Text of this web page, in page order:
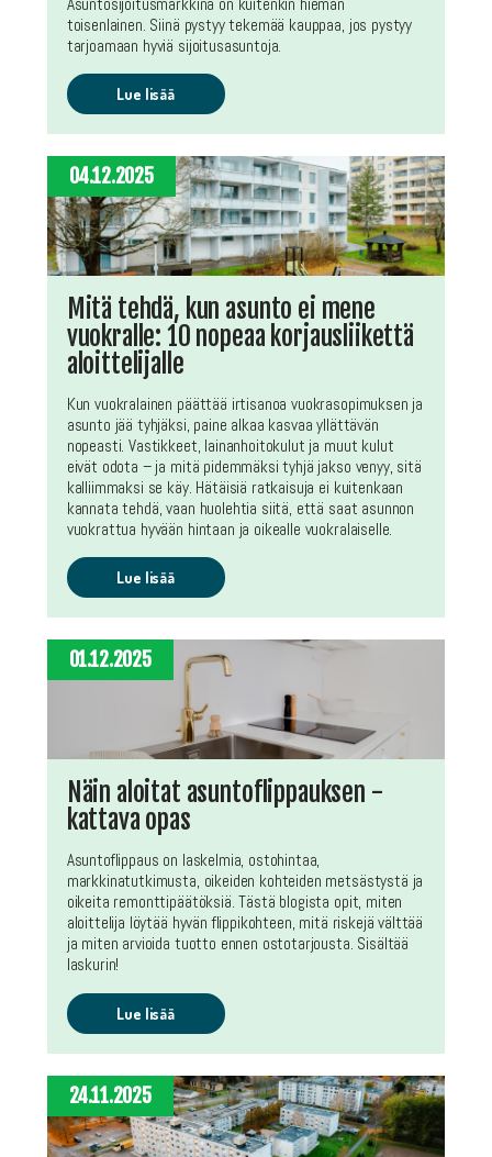
toisenlainen. Siinä pystyy tekemää kauppaa, jos pystyy
tarjoamaan hyviä sijoitusasuntoja.
Lue lisää
04.12.2025
Mitä tehdä, kun asunto ei mene
vuokralle: 10 nopeaa korjausliikettä
aloittelijalle
Kun vuokralainen päättää irtisanoa vuokrasopimuksen ja
asunto jää tyhjäksi, paine alkaa kasvaa yllättävän
nopeasti. Vastikkeet, lainanhoitokulut ja muut kulut
eivät odota – ja mitä pidemmäksi tyhjä jakso venyy, sitä
kalliimmaksi se käy. Hätäisiä ratkaisuja ei kuitenkaan
kannata tehdä, vaan huolehtia siitä, että saat asunnon
vuokrattua hyvään hintaan ja oikealle vuokralaiselle.
Lue lisää
01.12.2025
Näin aloitat asuntoflippauksen -
kattava opas
Asuntoflippaus on laskelmia, ostohintaa,
markkinatutkimusta, oikeiden kohteiden metsästystä ja
oikeita remonttipäätöksiä. Tästä blogista opit, miten
aloittelija löytää hyvän flippikohteen, mitä riskejä välttää
ja miten arvioida tuotto ennen ostotarjousta. Sisältää
laskurin!
Lue lisää
24.11.2025